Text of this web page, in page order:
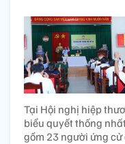
Tại Hội nghị hiệp
biểu quyết thống
gồm 23 người ứng cử